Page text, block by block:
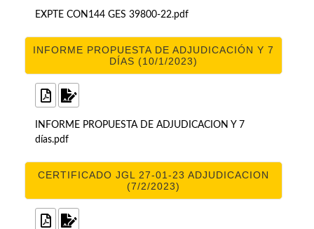
EXPTE CON144 GES 39800-22.pdf
INFORME PROPUESTA DE ADJUDICACIÓN Y 7
DÍAS (10/1/2023)
INFORME PROPUESTA DE ADJUDICACION Y 7
días.pdf
CERTIFICADO JGL 27-01-23 ADJUDICACION
(7/2/2023)